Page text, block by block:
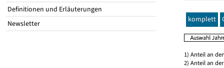
Definitionen und Erläuterungen
Newsletter
komplett
1) Anteil an
2) Anteil an